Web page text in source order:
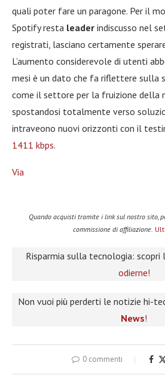
quali poter fare un paragone. Per il
Spotify resta leader indiscusso nel
registrati, lasciano certamente
L’aumento considerevole di utenti
mesi è un dato che fa riflettere sulla
come il settore per la fruizione della
spostandosi totalmente verso
intraveono nuovi orizzonti con il
1411 kbps.
Via
Quando acquisti tramite i link sul nostro sito,
commissione di affiliazione.
Risparmia sulla tecnologia: scopri
odierne!
Non vuoi più perderti le notizie hi-
News!
0 commenti